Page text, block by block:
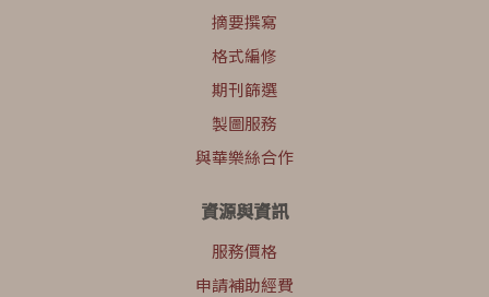
摘要撰寫
格式編修
期刊篩選
製圖服務
與華樂絲合作
資源與資訊
服務價格
申請補助經費